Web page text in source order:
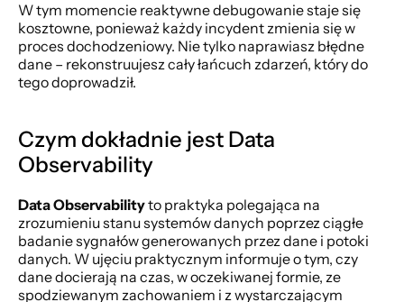
W tym momencie reaktywne debugowanie staje się
kosztowne, ponieważ każdy incydent zmienia się w
proces dochodzeniowy. Nie tylko naprawiasz błędne
dane – rekonstruujesz cały łańcuch zdarzeń, który do
tego doprowadził.
Czym dokładnie jest Data
Observability
Data Observability to praktyka polegająca na
zrozumieniu stanu systemów danych poprzez ciągłe
badanie sygnałów generowanych przez dane i potoki
danych. W ujęciu praktycznym informuje o tym, czy
dane docierają na czas, w oczekiwanej formie, ze
spodziewanym zachowaniem i z wystarczającym